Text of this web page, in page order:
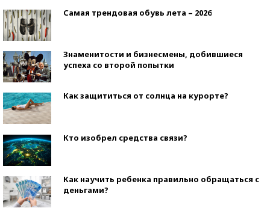
Самая трендовая обувь лета – 2026
Знаменитости и бизнесмены, добившиеся
успеха со второй попытки
Как защититься от солнца на курорте?
Кто изобрел средства связи?
Как научить ребенка правильно обращаться с
деньгами?